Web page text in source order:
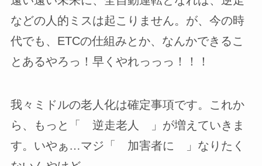
などの人的ミスは起こりません。が、今の時
代でも、ETCの仕組みとか、なんかできるこ
とあるやろっ！早くやれっっっ！！！
我々ミドルの老人化は確定事項です。これか
ら、もっと「 逆走老人 」が増えていきま
す。いやぁ…マジ「 加害者に 」なりたく